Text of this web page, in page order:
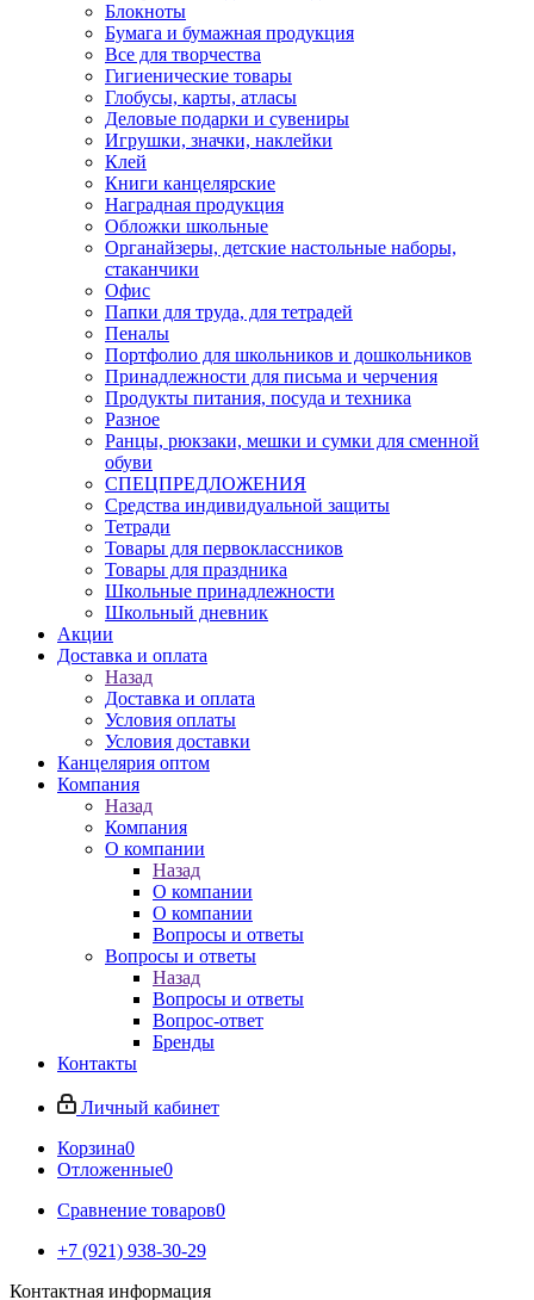
Блокноты
Бумага и бумажная продукция
Все для творчества
Гигиенические товары
Глобусы, карты, атласы
Деловые подарки и сувениры
Игрушки, значки, наклейки
Клей
Книги канцелярские
Наградная продукция
Обложки школьные
Органайзеры, детские настольные наборы,
стаканчики
Офис
Папки для труда, для тетрадей
Пеналы
Портфолио для школьников и дошкольников
Принадлежности для письма и черчения
Продукты питания, посуда и техника
Разное
Ранцы, рюкзаки, мешки и сумки для сменной
обуви
СПЕЦПРЕДЛОЖЕНИЯ
Средства индивидуальной защиты
Тетради
Товары для первоклассников
Товары для праздника
Школьные принадлежности
Школьный дневник
Акции
Доставка и оплата
Назад
Доставка и оплата
Условия оплаты
Условия доставки
Канцелярия оптом
Компания
Назад
Компания
О компании
Назад
О компании
О компании
Вопросы и ответы
Вопросы и ответы
Назад
Вопросы и ответы
Вопрос-ответ
Бренды
Контакты
Личный кабинет
Корзина0
Отложенные0
Сравнение товаров0
+7 (921) 938-30-29
Контактная информация